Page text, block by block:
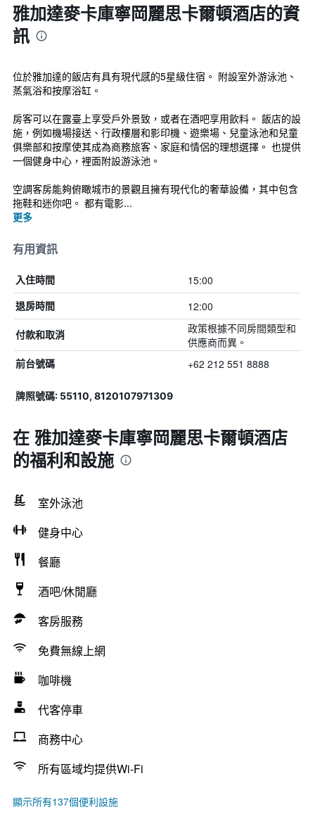
雅加達麥卡庫寧岡麗思卡爾頓酒店的資
訊
位於雅加達的飯店有具有現代感的5星級住宿。 附設室外游泳池、
蒸氣浴和按摩浴缸。
房客可以在露臺上享受戶外景致，或者在酒吧享用飲料。 飯店的設
施，例如機場接送、行政樓層和影印機、遊樂場、兒童泳池和兒童
俱樂部和按摩使其成為商務旅客、家庭和情侶的理想選擇。 也提供
一個健身中心，裡面附設游泳池。
空調客房能夠俯瞰城市的景觀且擁有現代化的奢華設備，其中包含
拖鞋和迷你吧。 都有電影...
更多
有用資訊
入住時間 15:00
退房時間 12:00
付款和取消
政策根據不同房間類型和
供應商而異。
前台號碼 +62 212 551 8888
牌照號碼: 55110, 8120107971309
在 雅加達麥卡庫寧岡麗思卡爾頓酒店
的福利和設施
室外泳池
健身中心
餐廳
酒吧/休閒廳
客房服務
免費無線上網
咖啡機
代客停車
商務中心
所有區域均提供Wi-Fi
顯示所有137個便利設施